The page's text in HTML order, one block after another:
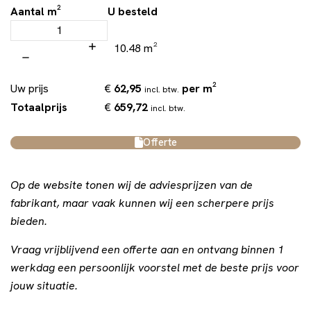
Aantal m² U besteld
10.48 m²
Uw prijs € 62,95 incl. btw. per m²
Totaalprijs
€ 659,72 incl. btw.
Offerte
Op de website tonen wij de adviesprijzen van de
fabrikant, maar vaak kunnen wij een scherpere prijs
bieden.
Vraag vrijblijvend een offerte aan en ontvang binnen 1
werkdag een persoonlijk voorstel met de beste prijs voor
jouw situatie.